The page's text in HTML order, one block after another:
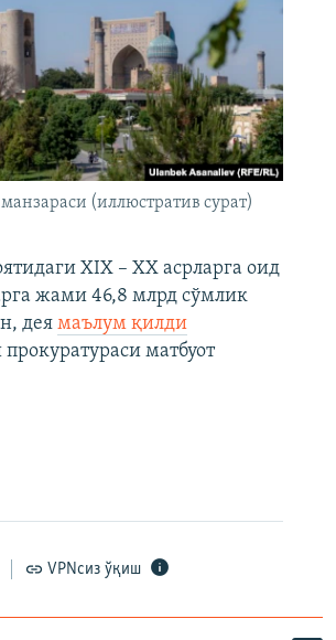
(иллюстратив сурат)
XIX – XX асрларга оид
жами 46,8 млрд сўмлик
дея маълум қилди
матбуот
VPNсиз ўқиш